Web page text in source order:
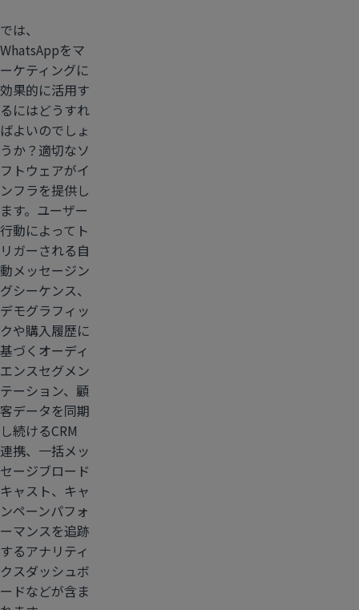
では、
WhatsAppをマ
ーケティングに
効果的に活用す
るにはどうすれ
ばよいのでしょ
うか？適切なソ
フトウェアがイ
ンフラを提供し
ます。ユーザー
行動によってト
リガーされる自
動メッセージン
グシーケンス、
デモグラフィッ
クや購入履歴に
基づくオーディ
エンスセグメン
テーション、顧
客データを同期
し続けるCRM
連携、一括メッ
セージブロード
キャスト、キャ
ンペーンパフォ
ーマンスを追跡
するアナリティ
クスダッシュボ
ードなどが含ま